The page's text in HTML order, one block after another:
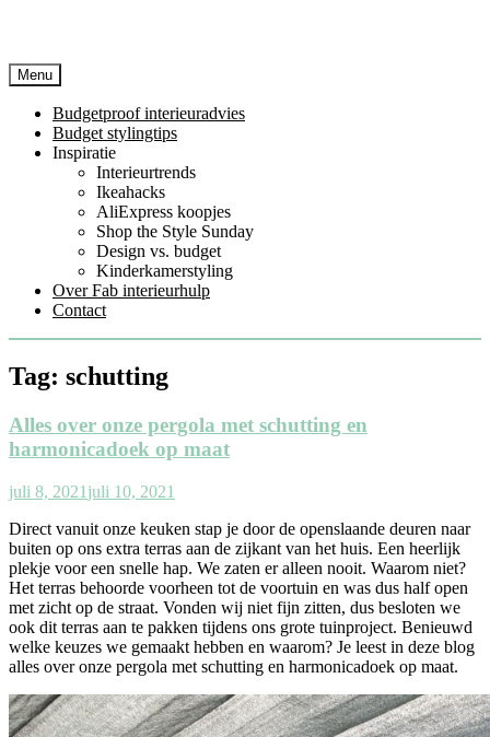
Menu
Budgetproof interieuradvies
Budget stylingtips
Inspiratie
Interieurtrends
Ikeahacks
AliExpress koopjes
Shop the Style Sunday
Design vs. budget
Kinderkamerstyling
Over Fab interieurhulp
Contact
Tag: schutting
Alles over onze pergola met schutting en
harmonicadoek op maat
juli 8, 2021 juli 10, 2021
Direct vanuit onze keuken stap je door de openslaande deuren naar
buiten op ons extra terras aan de zijkant van het huis. Een heerlijk
plekje voor een snelle hap. We zaten er alleen nooit. Waarom niet?
Het terras behoorde voorheen tot de voortuin en was dus half open
met zicht op de straat. Vonden wij niet fijn zitten, dus besloten we
ook dit terras aan te pakken tijdens ons grote tuinproject. Benieuwd
welke keuzes we gemaakt hebben en waarom? Je leest in deze blog
alles over onze pergola met schutting en harmonicadoek op maat.